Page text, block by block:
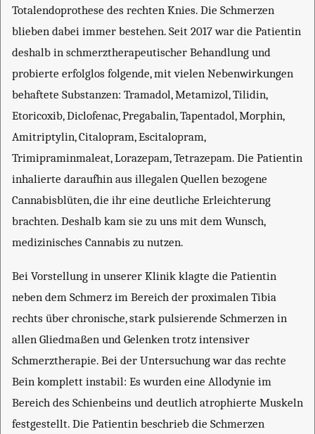
Totalendoprothese des rechten Knies. Die Schmerzen
blieben dabei immer bestehen. Seit 2017 war die Patientin
deshalb in schmerztherapeutischer Behandlung und
probierte erfolglos folgende, mit vielen Nebenwirkungen
behaftete Substanzen: Tramadol, Metamizol, Tilidin,
Etoricoxib, Diclofenac, Pregabalin, Tapentadol, Morphin,
Amitriptylin, Citalopram, Escitalopram,
Trimipraminmaleat, Lorazepam, Tetrazepam. Die Patientin
inhalierte daraufhin aus illegalen Quellen bezogene
Cannabisblüten, die ihr eine deutliche Erleichterung
brachten. Deshalb kam sie zu uns mit dem Wunsch,
medizinisches Cannabis zu nutzen.
Bei Vorstellung in unserer Klinik klagte die Patientin
neben dem Schmerz im Bereich der proximalen Tibia
rechts über chronische, stark pulsierende Schmerzen in
allen Gliedmaßen und Gelenken trotz intensiver
Schmerztherapie. Bei der Untersuchung war das rechte
Bein komplett instabil: Es wurden eine Allodynie im
Bereich des Schienbeins und deutlich atrophierte Muskeln
festgestellt. Die Patientin beschrieb die Schmerzen